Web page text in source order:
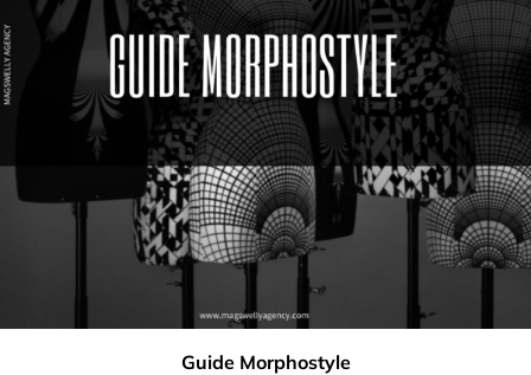
Guide Morphostyle